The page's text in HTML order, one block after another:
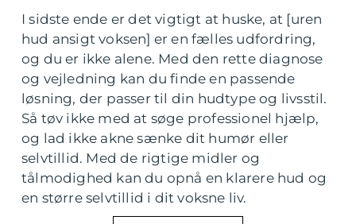
I sidste ende er det vigtigt at huske, at [uren
hud ansigt voksen] er en fælles udfordring,
og du er ikke alene. Med den rette diagnose
og vejledning kan du finde en passende
løsning, der passer til din hudtype og livsstil.
Så tøv ikke med at søge professionel hjælp,
og lad ikke akne sænke dit humør eller
selvtillid. Med de rigtige midler og
tålmodighed kan du opnå en klarere hud og
en større selvtillid i dit voksne liv.